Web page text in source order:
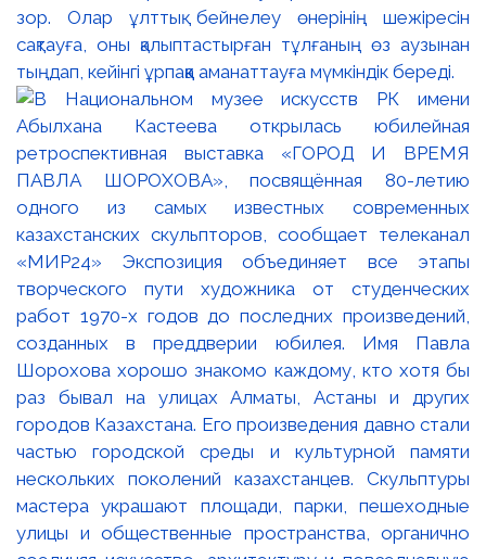
зор. Олар ұлттық бейнелеу өнерінің шежіресін
сақтауға, оны қалыптастырған тұлғаның өз аузынан
тыңдап, кейінгі ұрпаққа аманаттауға мүмкіндік береді.